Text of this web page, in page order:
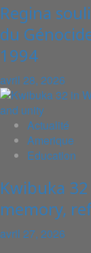
Regina
du
1994
avril 28, 2026
Actualité
Amerique
Education
Kwibuka
memory,
avril 27, 2026